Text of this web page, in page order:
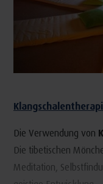
Die Verwendung von
Die tibetischen
Meditation,